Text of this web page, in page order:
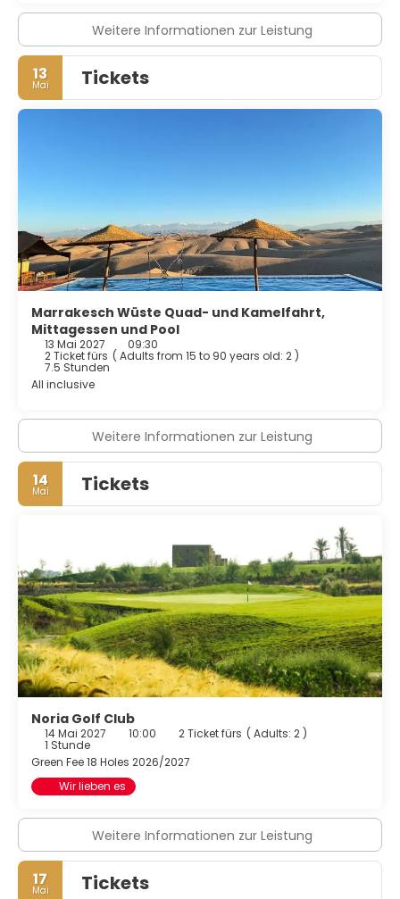
Weitere Informationen zur Leistung
13
Mai Tickets
Marrakesch Wüste Quad- und Kamelfahrt,
Mittagessen und Pool
13 Mai 2027 09:30
2 Ticket fürs ( Adults from 15 to 90 years old: 2 )
7.5 Stunden
All inclusive
Weitere Informationen zur Leistung
14
Mai Tickets
Noria Golf Club
14 Mai 2027 10:00 2 Ticket fürs ( Adults: 2 )
1 Stunde
Green Fee 18 Holes 2026/2027
Wir lieben es
Weitere Informationen zur Leistung
17
Mai Tickets